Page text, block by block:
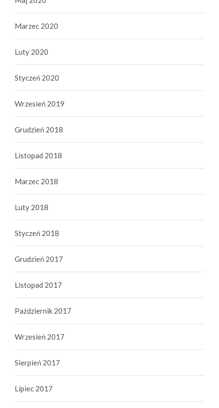
Marzec 2020
Luty 2020
Styczeń 2020
Wrzesień 2019
Grudzień 2018
Listopad 2018
Marzec 2018
Luty 2018
Styczeń 2018
Grudzień 2017
Listopad 2017
Październik 2017
Wrzesień 2017
Sierpień 2017
Lipiec 2017